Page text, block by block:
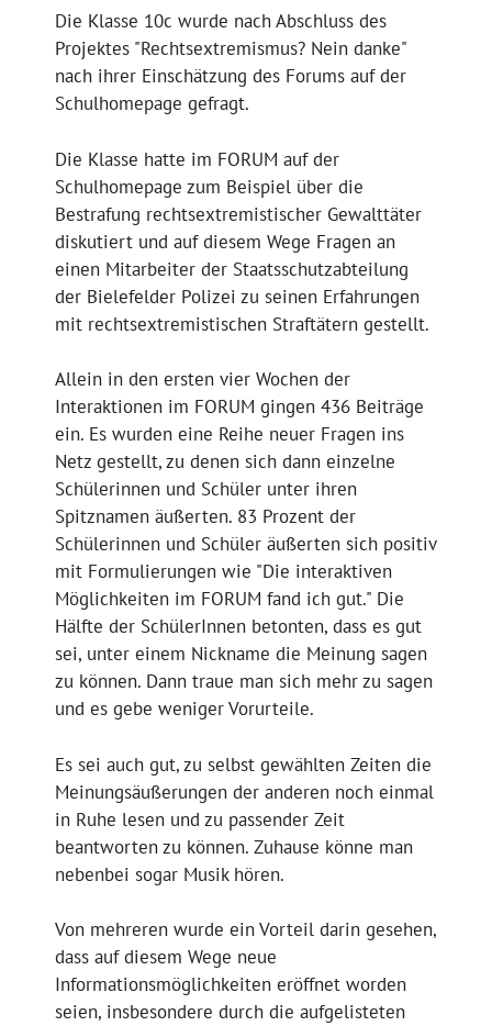
Die Klasse 10c wurde nach Abschluss des
Projektes "Rechtsextremismus? Nein danke"
nach ihrer Einschätzung des Forums auf der
Schulhomepage gefragt.
Die Klasse hatte im FORUM auf der
Schulhomepage zum Beispiel über die
Bestrafung rechtsextremistischer Gewalttäter
diskutiert und auf diesem Wege Fragen an
einen Mitarbeiter der Staatsschutzabteilung
der Bielefelder Polizei zu seinen Erfahrungen
mit rechtsextremistischen Straftätern gestellt.
Allein in den ersten vier Wochen der
Interaktionen im FORUM gingen 436 Beiträge
ein. Es wurden eine Reihe neuer Fragen ins
Netz gestellt, zu denen sich dann einzelne
Schülerinnen und Schüler unter ihren
Spitznamen äußerten. 83 Prozent der
Schülerinnen und Schüler äußerten sich positiv
mit Formulierungen wie "Die interaktiven
Möglichkeiten im FORUM fand ich gut." Die
Hälfte der SchülerInnen betonten, dass es gut
sei, unter einem Nickname die Meinung sagen
zu können. Dann traue man sich mehr zu sagen
und es gebe weniger Vorurteile.
Es sei auch gut, zu selbst gewählten Zeiten die
Meinungsäußerungen der anderen noch einmal
in Ruhe lesen und zu passender Zeit
beantworten zu können. Zuhause könne man
nebenbei sogar Musik hören.
Von mehreren wurde ein Vorteil darin gesehen,
dass auf diesem Wege neue
Informationsmöglichkeiten eröffnet worden
seien, insbesondere durch die aufgelisteten